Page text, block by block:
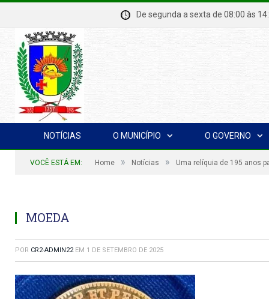
De segunda a sexta de 08:00
NOTÍCIAS O MUNICÍPIO O GOVERNO
VOCÊ ESTÁ EM: Home » Notícias » Uma relíquia de 195 anos
MOEDA
POR CR2-ADMIN22 EM 1 DE SETEMBRO DE 2025